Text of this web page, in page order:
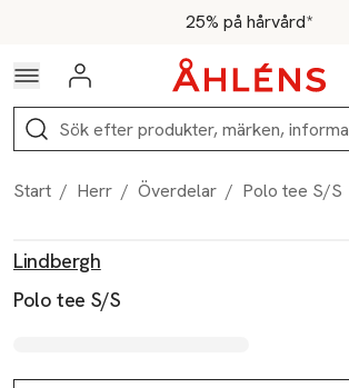
Hoppa till navigationsmenyn25% på hårvård*
För medlemmar - Shoppa nu
Logga in
Sök
Start / Herr / Överdelar / Polo tee S/S
Lindbergh
Polo tee S/S